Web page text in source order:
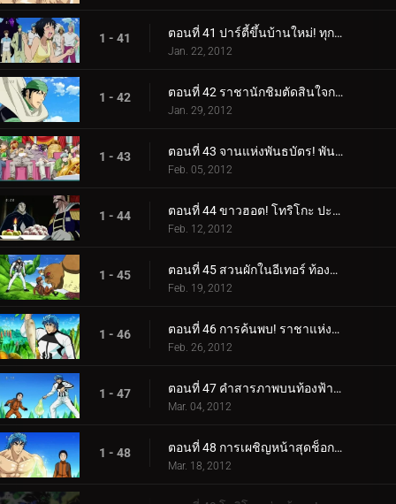
1 - 41 ตอนที่ 41 ปาร์ตี้ขึ้นบ้านใหม่! ทุกคนมารวมตัวกันที่ Sweets House!
Jan. 22, 2012
1 - 42 ตอนที่ 42 ราชานักชิมตัดสินใจการต่อสู้! ค้นหาสุดยอดของหวาน!
Jan. 29, 2012
1 - 43 ตอนที่ 43 จานแห่งพันธบัตร! พันธมิตรอยู่ตลอดไป
Feb. 05, 2012
1 - 44 ตอนที่ 44 ขาวฮอต! โทริโกะ ปะทะ ประธาน IGO
Feb. 12, 2012
1 - 45 ตอนที่ 45 สวนผักในอีเทอร์ ท้องฟ้าผัก!
Feb. 19, 2012
1 - 46 ตอนที่ 46 การค้นพบ! ราชาแห่งผัก สมุนไพรโอโซน!
Feb. 26, 2012
1 - 47 ตอนที่ 47 คำสารภาพบนท้องฟ้า! คอมโบที่ไม่มีวันทำลายได้ก่อตัวขึ้นแล้ว!
Mar. 04, 2012
1 - 48 ตอนที่ 48 การเผชิญหน้าสุดช็อก! สิ่งมีชีวิตลึกลับปรากฏตัว!
Mar. 18, 2012